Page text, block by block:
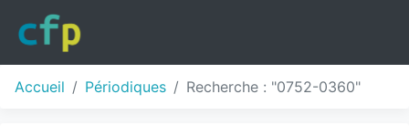
Accueil Périodiques Recherche : "0752-0360"